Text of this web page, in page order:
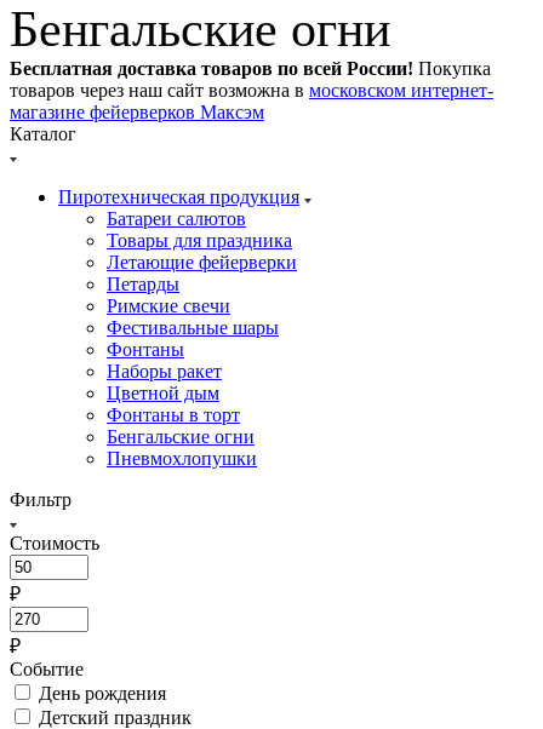
Бенгальские огни
Бесплатная доставка товаров по всей России! Покупка
товаров через наш сайт возможна в московском интернет-
магазине фейерверков Максэм
Каталог
Пиротехническая продукция
Батареи салютов
Товары для праздника
Летающие фейерверки
Петарды
Римские свечи
Фестивальные шары
Фонтаны
Наборы ракет
Цветной дым
Фонтаны в торт
Бенгальские огни
Пневмохлопушки
Фильтр
Стоимость
₽
₽
Событие
День рождения
Детский праздник